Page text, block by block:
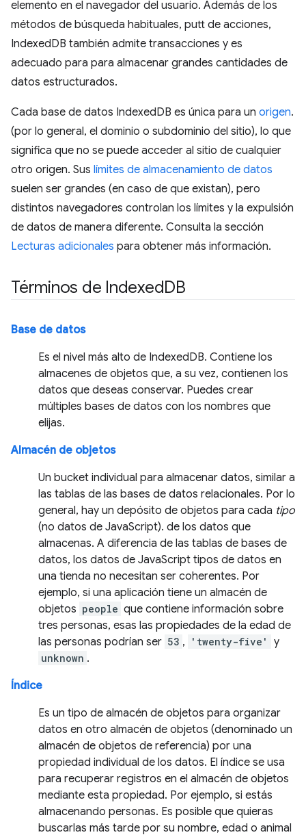
elemento en el navegador del usuario. Además de los
métodos de búsqueda habituales, putt de acciones,
IndexedDB también admite transacciones y es
adecuado para para almacenar grandes cantidades de
datos estructurados.
Cada base de datos IndexedDB es única para un origen.
(por lo general, el dominio o subdominio del sitio), lo que
significa que no se puede acceder al sitio de cualquier
otro origen. Sus límites de almacenamiento de datos
suelen ser grandes (en caso de que existan), pero
distintos navegadores controlan los límites y la expulsión
de datos de manera diferente. Consulta la sección
Lecturas adicionales para obtener más información.
Términos de IndexedDB
Base de datos
Es el nivel más alto de IndexedDB. Contiene los
almacenes de objetos que, a su vez, contienen los
datos que deseas conservar. Puedes crear
múltiples bases de datos con los nombres que
elijas.
Almacén de objetos
Un bucket individual para almacenar datos, similar a
las tablas de las bases de datos relacionales. Por lo
general, hay un depósito de objetos para cada tipo
(no datos de JavaScript). de los datos que
almacenas. A diferencia de las tablas de bases de
datos, los datos de JavaScript tipos de datos en
una tienda no necesitan ser coherentes. Por
ejemplo, si una aplicación tiene un almacén de
objetos people que contiene información sobre
tres personas, esas las propiedades de la edad de
las personas podrían ser 53 , 'twenty-five' y
unknown .
Índice
Es un tipo de almacén de objetos para organizar
datos en otro almacén de objetos (denominado un
almacén de objetos de referencia) por una
propiedad individual de los datos. El índice se usa
para recuperar registros en el almacén de objetos
mediante esta propiedad. Por ejemplo, si estás
almacenando personas. Es posible que quieras
buscarlas más tarde por su nombre, edad o animal